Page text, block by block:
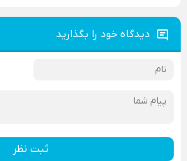
دیدگاه خود را بگذارید
ثبت نظر